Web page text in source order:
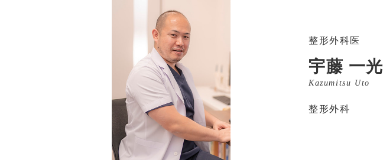
整形外科医
宇藤 一光
Kazumitsu Uto
整形外科